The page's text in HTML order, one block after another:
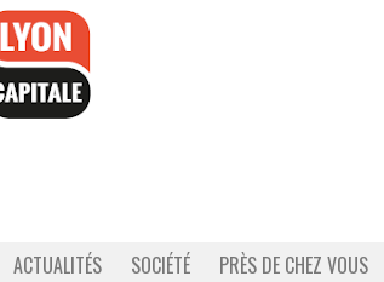
ACTUALITÉS SOCIÉTÉ PRÈS DE CHEZ VOUS